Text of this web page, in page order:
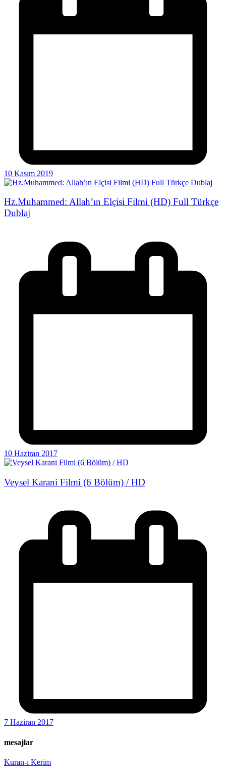
10 Kasım 2019
Hz.Muhammed: Allah’ın Elçisi Filmi (HD) Full Türkçe
Dublaj
10 Haziran 2017
Veysel Karani Filmi (6 Bölüm) / HD
7 Haziran 2017
mesajlar
Kuran-ı Kerim